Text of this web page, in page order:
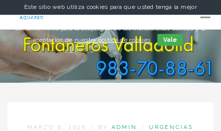
MARZO 6, 2026 / BY ADMIN / URGENCIAS
Este sitio web utiliza cookies para que usted tenga la mejor
experiencia de usuario. Si continúa navegando está dando su
consentimiento para la aceptación de las mencionadas cookies y la
aceptación de nuestra política de cookies Vale